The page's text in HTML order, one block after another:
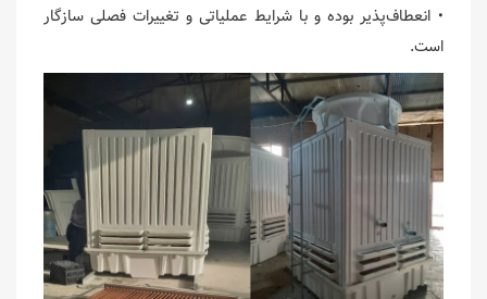
• انعطاف‌پذیر بوده و با شرایط عملیاتی و تغییرات فصلی سازگار
است.